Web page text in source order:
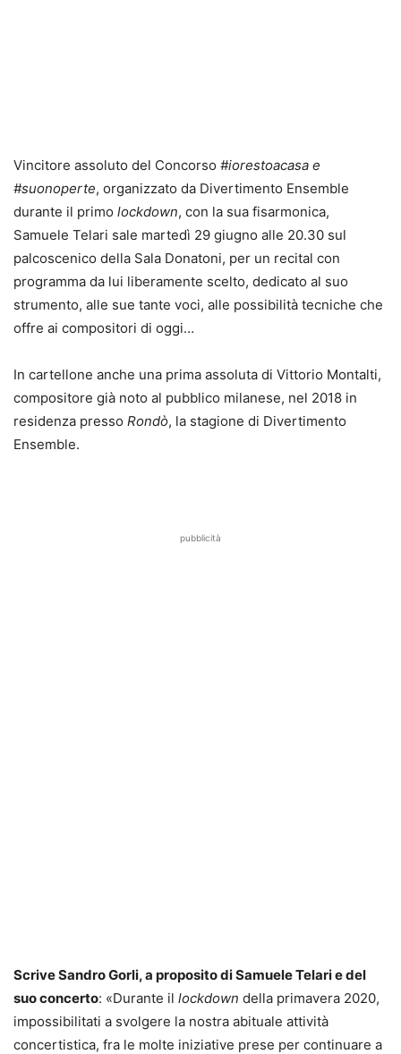
Vincitore assoluto del Concorso #iorestoacasa e
#suonoperte, organizzato da Divertimento Ensemble
durante il primo lockdown, con la sua fisarmonica,
Samuele Telari sale martedì 29 giugno alle 20.30 sul
palcoscenico della Sala Donatoni, per un recital con
programma da lui liberamente scelto, dedicato al suo
strumento, alle sue tante voci, alle possibilità tecniche che
offre ai compositori di oggi…
In cartellone anche una prima assoluta di Vittorio Montalti,
compositore già noto al pubblico milanese, nel 2018 in
residenza presso Rondò, la stagione di Divertimento
Ensemble.
pubblicità
Scrive Sandro Gorli, a proposito di Samuele Telari e del
suo concerto: «Durante il lockdown della primavera 2020,
impossibilitati a svolgere la nostra abituale attività
concertistica, fra le molte iniziative prese per continuare a